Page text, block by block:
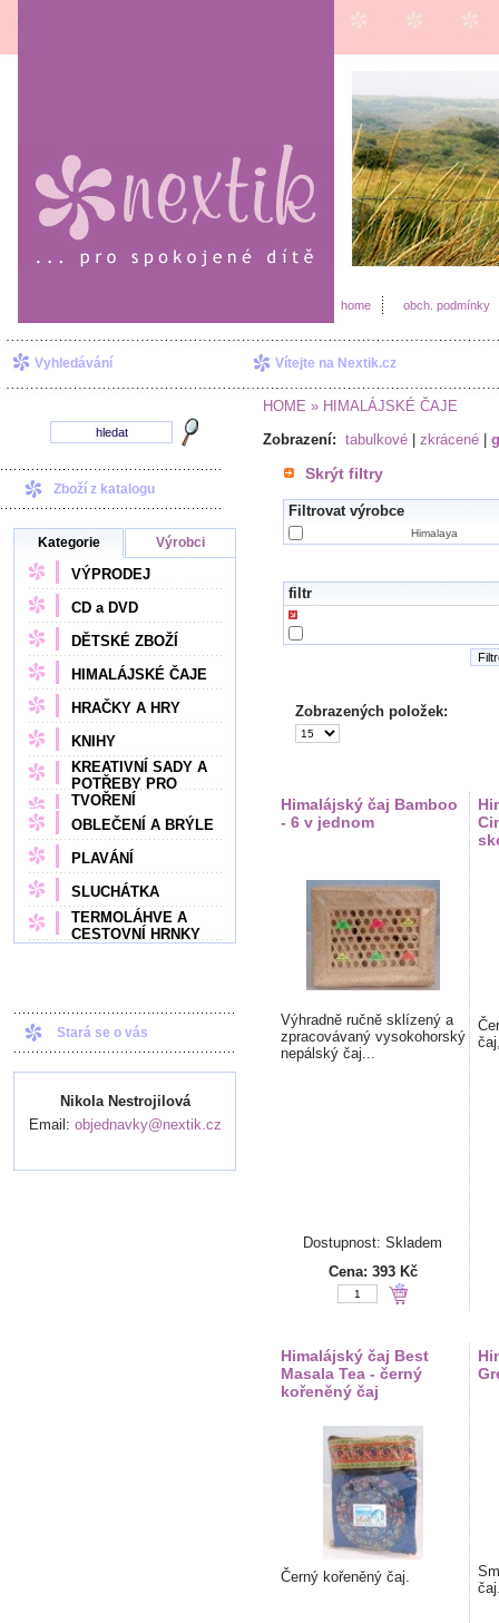
home obch. podmínky
Vyhledávání Vítejte na Nextik.cz
Zboží z katalogu
Kategorie Výrobci
VÝPRODEJ
CD a DVD
DĚTSKÉ ZBOŽÍ
HIMALÁJSKÉ ČAJE
HRAČKY A HRY
KNIHY
KREATIVNÍ SADY A
POTŘEBY PRO
TVOŘENÍ
OBLEČENÍ A BRÝLE
PLAVÁNÍ
SLUCHÁTKA
TERMOLÁHVE A
CESTOVNÍ HRNKY
Stará se o vás
Nikola Nestrojilová
Email: objednavky@nextik.cz
HOME » HIMALÁJSKÉ ČAJE
Zobrazení: tabulkové zkrácené
Skrýt filtry
Filtrovat výrobce
Himalaya
filtr
Zobrazených položek:
Himalájský čaj Bamboo
- 6 v jednom
Výhradně ručně sklízený a
zpracovávaný vysokohorský
nepálský čaj...
Dostupnost: Skladem
Cena: 393 Kč
Himalájský čaj Best
Masala Tea - černý
kořeněný čaj
Černý kořeněný čaj.